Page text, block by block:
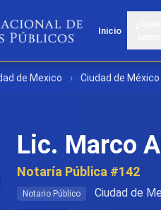
Inicio
de Mexico › Ciudad de México
Lic. Marco
Notaría Pública #142
Notario Público Ciudad de